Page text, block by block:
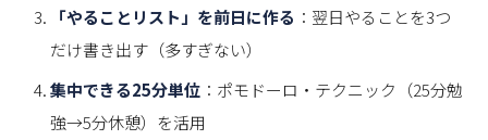
「やることリスト」を前日に作る ：翌日やることを3つ
だけ書き出す（多すぎない）
集中できる25分単位 ：ポモドーロ・テクニック（25分勉
強→5分休憩）を活用